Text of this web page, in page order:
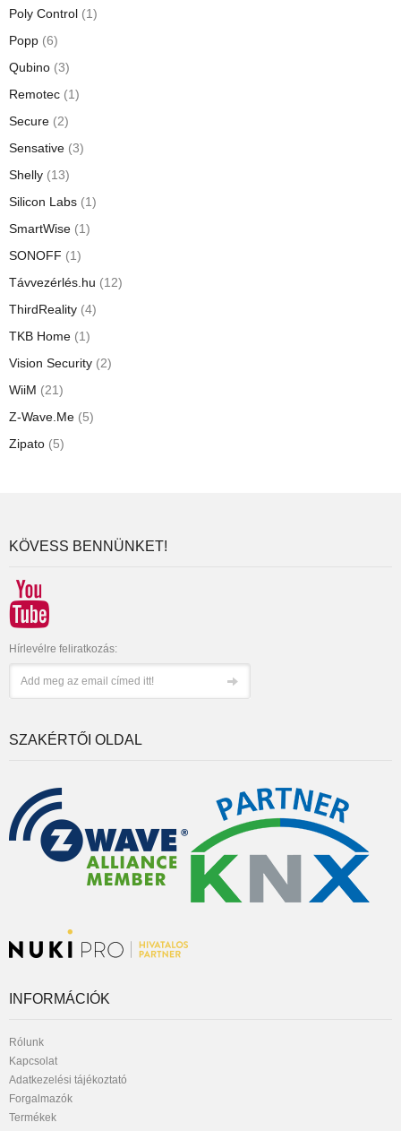
Poly Control (1)
Popp (6)
Qubino (3)
Remotec (1)
Secure (2)
Sensative (3)
Shelly (13)
Silicon Labs (1)
SmartWise (1)
SONOFF (1)
Távvezérlés.hu (12)
ThirdReality (4)
TKB Home (1)
Vision Security (2)
WiiM (21)
Z-Wave.Me (5)
Zipato (5)
KÖVESS BENNÜNKET!
Hírlevélre feliratkozás:
SZAKÉRTŐI OLDAL
INFORMÁCIÓK
Rólunk
Kapcsolat
Adatkezelési tájékoztató
Forgalmazók
Termékek